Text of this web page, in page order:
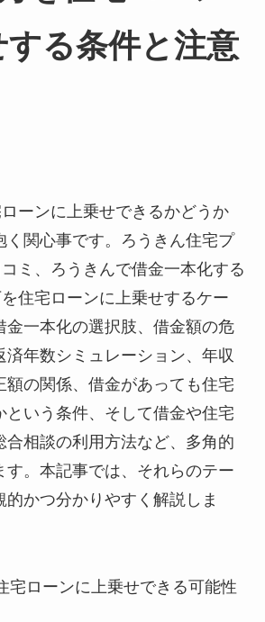
する条件と注意
ーンに上乗せできるかどうか
く関心事です。ろうきん住宅プ
ミ、ろうきんで借金一本化する
住宅ローンに上乗せするケー
金一本化の選択肢、借金額の危
済年数シミュレーション、年収
額の関係、借金があっても住宅
という条件、そして借金や住宅
合相談の利用方法など、多角的
す。本記事では、それらのテー
的かつ分かりやすく解説しま
宅ローンに上乗せできる可能性